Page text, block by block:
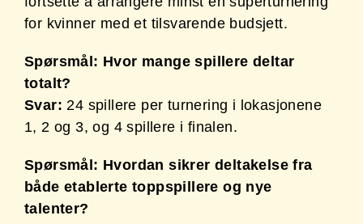
for kvinner med et tilsvarende budsjett.
Spørsmål: Hvor mange spillere deltar
totalt?
Svar: 24 spillere per turnering i lokasjonene
1, 2 og 3, og 4 spillere i finalen.
Spørsmål: Hvordan sikrer deltakelse fra
både etablerte toppspillere og nye
talenter?